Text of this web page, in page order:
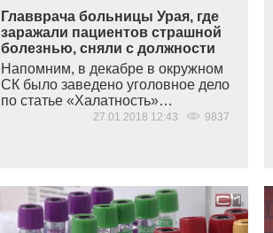
Главврача больницы Урая, где
заражали пациентов страшной
болезнью, сняли с должности
Напомним, в декабре в окружном
СК было заведено уголовное дело
по статье «Халатность»…
27.01.2018 12:43 9837